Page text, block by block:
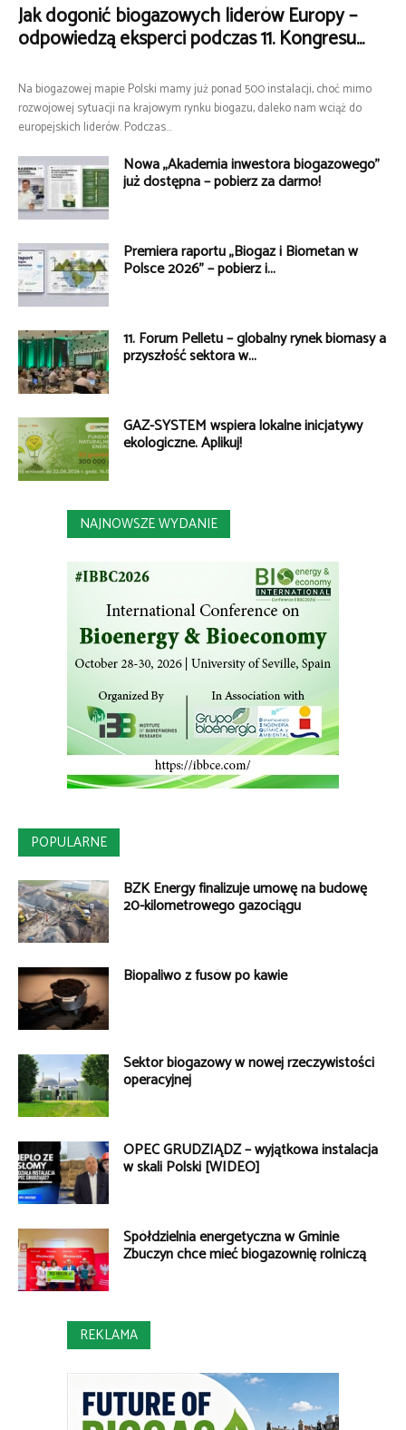
Jak dogonić biogazowych liderów Europy –
odpowiedzą eksperci podczas 11. Kongresu...
Na biogazowej mapie Polski mamy już ponad 500 instalacji, choć mimo
rozwojowej sytuacji na krajowym rynku biogazu, daleko nam wciąż do
europejskich liderów. Podczas...
Nowa „Akademia inwestora biogazowego”
już dostępna – pobierz za darmo!
Premiera raportu „Biogaz i Biometan w
Polsce 2026” – pobierz i...
11. Forum Pelletu – globalny rynek biomasy a
przyszłość sektora w...
GAZ-SYSTEM wspiera lokalne inicjatywy
ekologiczne. Aplikuj!
NAJNOWSZE WYDANIE
POPULARNE
BZK Energy finalizuje umowę na budowę
20-kilometrowego gazociągu
Biopaliwo z fusów po kawie
Sektor biogazowy w nowej rzeczywistości
operacyjnej
OPEC GRUDZIĄDZ – wyjątkowa instalacja
w skali Polski [WIDEO]
Spółdzielnia energetyczna w Gminie
Zbuczyn chce mieć biogazownię rolniczą
REKLAMA